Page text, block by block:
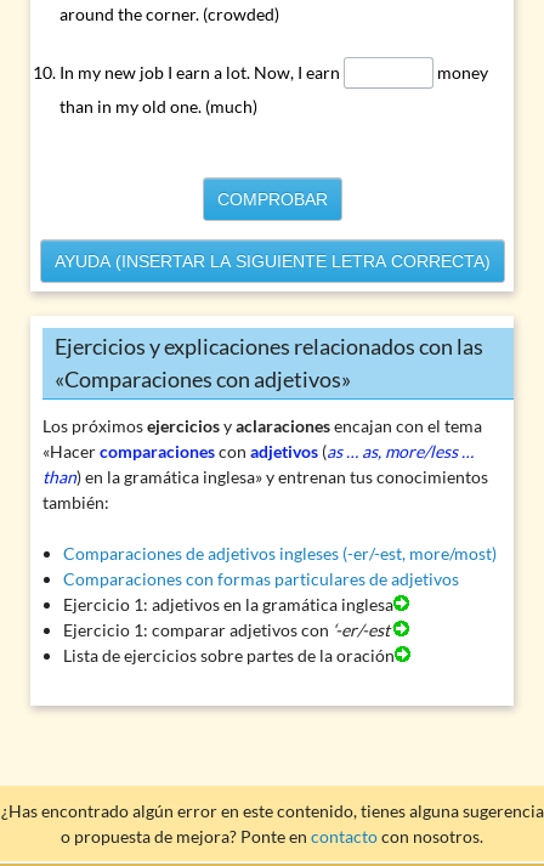
around the corner. (crowded)
In my new job I earn a lot. Now, I earn
money
than in my old one. (much)
COMPROBAR
AYUDA (INSERTAR LA SIGUIENTE LETRA CORRECTA)
Ejercicios y explicaciones relacionados con las
«Comparaciones con adjetivos»
Los próximosejerciciosyaclaracionesencajan con el tema
«Hacercomparacionescon adjetivos(as … as, more/less …
than) en la gramática inglesa» y entrenan tus conocimientos
también:
Comparaciones de adjetivos ingleses (-er/-est, more/most)
Comparaciones con formas particulares de adjetivos
Ejercicio 1: adjetivos en la gramática inglesa
Ejercicio 1: comparar adjetivos con ‘-er/-est’
Lista de ejercicios sobre partes de la oración
¿Has encontrado algún error en este contenido, tienes alguna sugerencia
o propuesta de mejora? Ponte en contactocon nosotros.